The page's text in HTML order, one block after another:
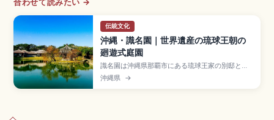
合わせて読みたい →
伝統文化
沖縄・識名園｜世界遺産の琉球王朝の
廻遊式庭園
識名園は沖縄県那覇市にある琉球王家の別邸とし
て1799年に造営された廻遊式庭園で、世界遺産
「琉球王国のグスク及び関連遺産群」の構成資
沖縄県 →